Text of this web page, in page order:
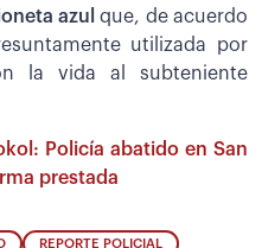
azulque, de acuerdo
utilizada por
la vida al subteniente
Policía abatido en San
prestada
REPORTE POLICIAL